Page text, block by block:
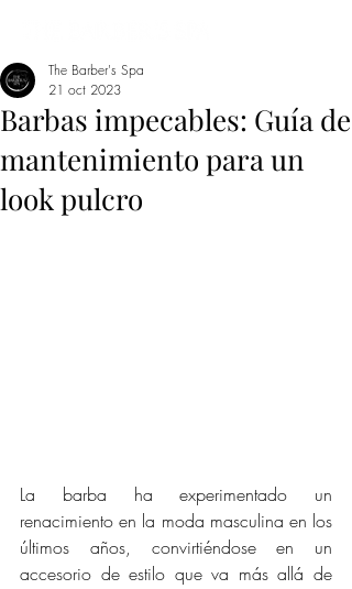
Barbas impecables: Guía de
mantenimiento para un
look pulcro
The Barber's Spa
21 oct 2023
La barba ha experimentado un
renacimiento en la moda masculina en los
últimos años, convirtiéndose en un
accesorio de estilo que va más allá de